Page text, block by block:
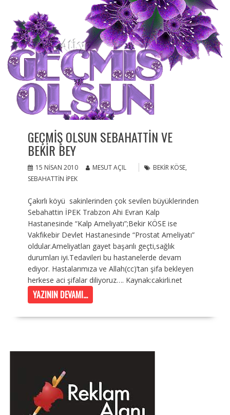
GEÇMIŞ OLSUN SEBAHATTIN VE
BEKIR BEY
15 NISAN 2010 MESUT AÇIL BEKIR KÖSE,
SEBAHATTIN IPEK
Çakırlı köyü sakinlerinden çok sevilen büyüklerinden
Sebahattin İPEK Trabzon Ahi Evran Kalp
Hastanesinde “Kalp Ameliyatı”;Bekir KÖSE ise
Vakfıkebir Devlet Hastanesinde “Prostat Ameliyatı”
oldular.Ameliyatları gayet başarılı geçti,sağlık
durumları iyi.Tedavileri bu hastanelerde devam
ediyor. Hastalarımıza ve Allah(cc)’tan şifa bekleyen
herkese aci şifalar diliyoruz…. Kaynak:cakirli.net
YAZININ DEVAMI...